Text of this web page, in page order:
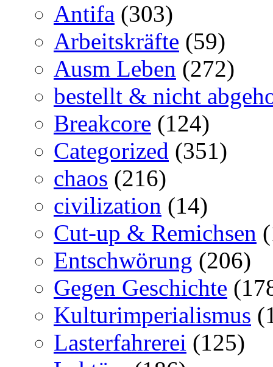
Antifa (303)
Arbeitskräfte (59)
Ausm Leben (272)
bestellt & nicht
Breakcore (124)
Categorized (351)
chaos (216)
civilization (14)
Cut-up & Remichsen
Entschwörung (206)
Gegen Geschichte
Kulturimperialismus
Lasterfahrerei (125)